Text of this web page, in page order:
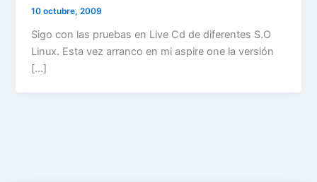
10 octubre, 2009
Sigo con las pruebas en Live Cd de diferentes S.O
Linux. Esta vez arranco en mi aspire one la versión
[…]